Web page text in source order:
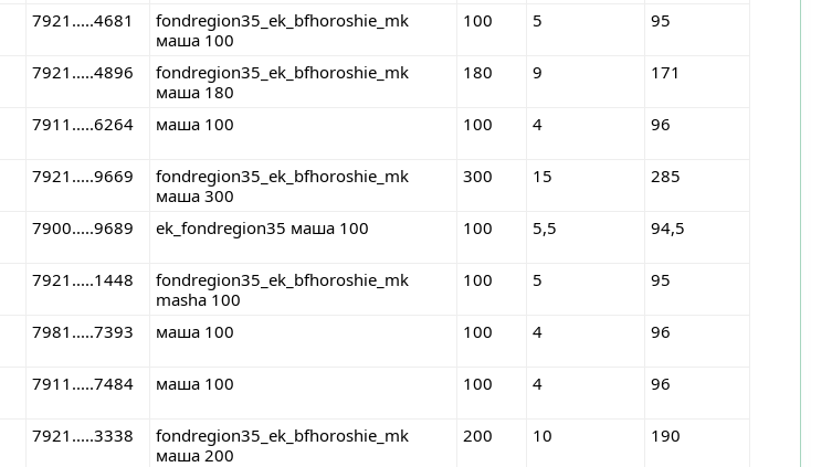
7921.....4681
fondregion35_ek_bfhoroshie_mk
маша 100
100 5 95
7921.....4896
fondregion35_ek_bfhoroshie_mk
маша 180
180 9 171
7911.....6264 маша 100 100 4 96
7921.....9669
fondregion35_ek_bfhoroshie_mk
маша 300
300 15 285
7900.....9689 ek_fondregion35 маша 100 100 5,5 94,5
7921.....1448
fondregion35_ek_bfhoroshie_mk
masha 100
100 5 95
7981.....7393 маша 100 100 4 96
7911.....7484 маша 100 100 4 96
7921.....3338
fondregion35_ek_bfhoroshie_mk
маша 200
200 10 190